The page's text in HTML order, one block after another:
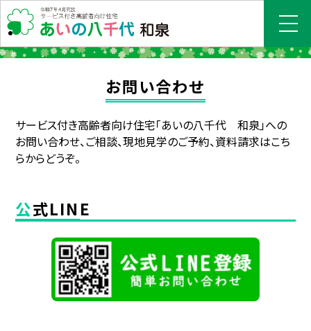
お問い合わせ
サービス付き高齢者向け住宅「あいの八千代 和泉」への
お問い合わせ、ご相談、現地見学のご予約、資料請求はこち
らからどうぞ。
公式LINE